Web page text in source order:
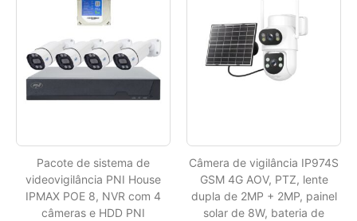
Pacote de sistema de
videovigilância PNI House
IPMAX POE 8, NVR com 4
câmeras e HDD PNI
Câmera de vigilância IP974S
GSM 4G AOV, PTZ, lente
dupla de 2MP + 2MP, painel
solar de 8W, bateria de